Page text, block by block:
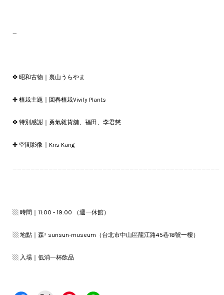
_
✤ 昭和古物｜裏山うらやま
✤ 植栽主題｜回春植栽Vivify Plants
✤ 特別感謝｜勇氣雜貨舖、福田、李君慈
✤ 空間影像｜Kris Kang
______________________________________________
▧ 時間｜11:00 - 19:00 （週一休館）
▧ 地點｜森³ sunsun-museum（台北市中山區龍江路45巷18號一樓）
▧ 入場｜低消一杯飲品